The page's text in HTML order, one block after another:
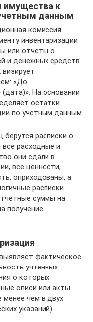
имущества к
учетным данным
комиссия
инвентаризации
или отчеты о
и денежных средств
визирует
«До
На основании
остатки
по учетным данным.
берутся расписки о
все расходные и
они сдали в
все ценности,
оприходованы, а
расписки
суммы на
получение
фактическое
учтенных
о которых
описи или акты
менее чем в двух
указаний).